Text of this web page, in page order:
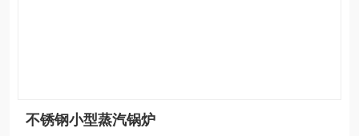
不锈钢小型蒸汽锅炉